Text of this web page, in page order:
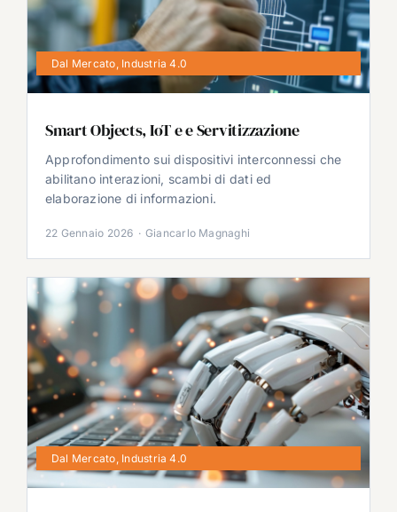
Dal Mercato Industria 4.0
Smart Objects, IoT e e Servitizzazione
Approfondimento sui dispositivi interconnessi che
abilitano interazioni, scambi di dati ed
elaborazione di informazioni.
22 Gennaio 2026 · Giancarlo Magnaghi
Dal Mercato Industria 4.0